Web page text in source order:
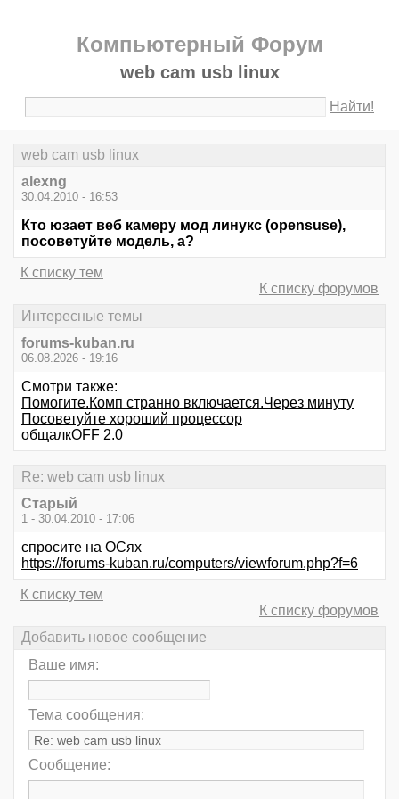
Компьютерный Форум
web cam usb linux
Найти!
web cam usb linux
alexng
30.04.2010 - 16:53
Кто юзает веб камеру мод линукс (opensuse),
посоветуйте модель, а?
К списку тем
К списку форумов
Интересные темы
forums-kuban.ru
06.08.2026 - 19:16
Смотри также:
Помогите.Комп странно включается.Через минуту
Посоветуйте хороший процессор
общалкOFF 2.0
Re: web cam usb linux
Старый
1 - 30.04.2010 - 17:06
спросите на ОСях
https://forums-kuban.ru/computers/viewforum.php?f=6
К списку тем
К списку форумов
Добавить новое сообщение
Ваше имя:
Тема сообщения:
Сообщение: